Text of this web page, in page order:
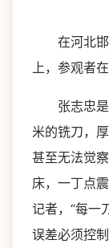
在河北邯
上，参观者
张志忠是
米的铣刀，
甚至无法觉
床，一丁点
记者，“每一
误差必须控